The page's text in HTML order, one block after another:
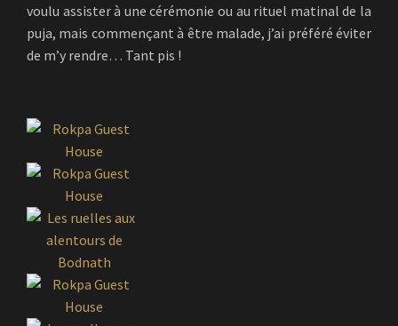
voulu assister à une cérémonie ou au rituel matinal de la
puja, mais commençant à être malade, j’ai préféré éviter
de m’y rendre… Tant pis !